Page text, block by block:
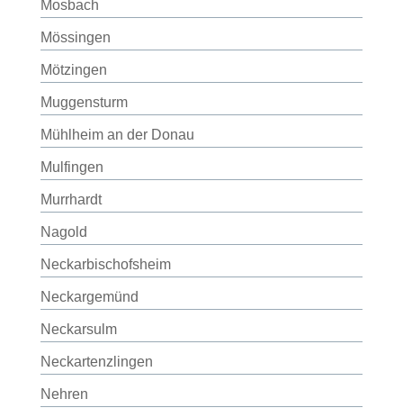
Mosbach
Mössingen
Mötzingen
Muggensturm
Mühlheim an der Donau
Mulfingen
Murrhardt
Nagold
Neckarbischofsheim
Neckargemünd
Neckarsulm
Neckartenzlingen
Nehren